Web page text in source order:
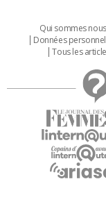
Qui sommes nous
Données
Tous les